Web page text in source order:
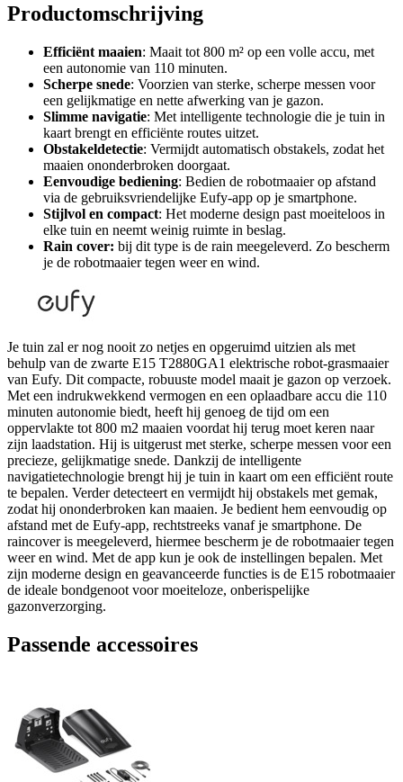
Productomschrijving
Efficiënt maaien: Maait tot 800 m² op een volle accu, met
een autonomie van 110 minuten.
Scherpe snede: Voorzien van sterke, scherpe messen voor
een gelijkmatige en nette afwerking van je gazon.
Slimme navigatie: Met intelligente technologie die je tuin in
kaart brengt en efficiënte routes uitzet.
Obstakeldetectie: Vermijdt automatisch obstakels, zodat het
maaien ononderbroken doorgaat.
Eenvoudige bediening: Bedien de robotmaaier op afstand
via de gebruiksvriendelijke Eufy-app op je smartphone.
Stijlvol en compact: Het moderne design past moeiteloos in
elke tuin en neemt weinig ruimte in beslag.
Rain cover: bij dit type is de rain meegeleverd. Zo bescherm
je de robotmaaier tegen weer en wind.
Je tuin zal er nog nooit zo netjes en opgeruimd uitzien als met
behulp van de zwarte E15 T2880GA1 elektrische robot-grasmaaier
van Eufy. Dit compacte, robuuste model maait je gazon op verzoek.
Met een indrukwekkend vermogen en een oplaadbare accu die 110
minuten autonomie biedt, heeft hij genoeg de tijd om een
oppervlakte tot 800 m2 maaien voordat hij terug moet keren naar
zijn laadstation. Hij is uitgerust met sterke, scherpe messen voor een
precieze, gelijkmatige snede. Dankzij de intelligente
navigatietechnologie brengt hij je tuin in kaart om een efficiënt route
te bepalen. Verder detecteert en vermijdt hij obstakels met gemak,
zodat hij ononderbroken kan maaien. Je bedient hem eenvoudig op
afstand met de Eufy-app, rechtstreeks vanaf je smartphone. De
raincover is meegeleverd, hiermee bescherm je de robotmaaier tegen
weer en wind. Met de app kun je ook de instellingen bepalen. Met
zijn moderne design en geavanceerde functies is de E15 robotmaaier
de ideale bondgenoot voor moeiteloze, onberispelijke
gazonverzorging.
Passende accessoires